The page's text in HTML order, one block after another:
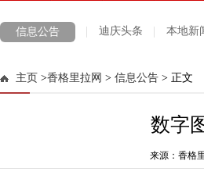
信息公告 迪庆头条 本地新
主页 >香格里拉网 > 信息公告 > 正文
数字
来源：香格